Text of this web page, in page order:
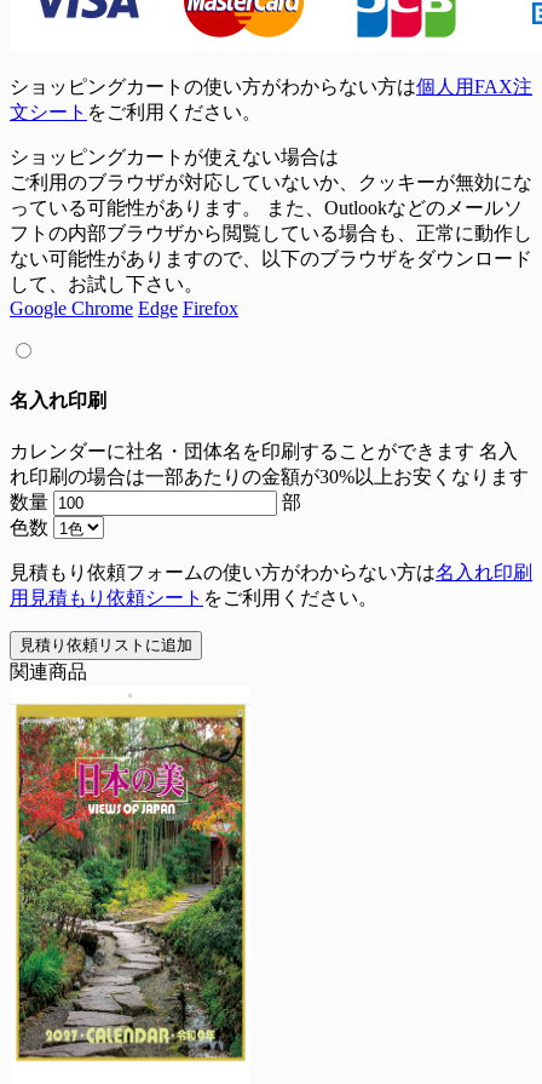
ショッピングカートの使い方がわからない方は個人用FAX注
文シート をご利用ください。
ショッピングカートが使えない場合は
ご利用のブラウザが対応していないか、クッキーが無効にな
っている可能性があります。 また、Outlookなどのメールソ
フトの内部ブラウザから閲覧している場合も、正常に動作し
ない可能性がありますので、以下のブラウザをダウンロード
して、お試し下さい。
Google Chrome Edge Firefox
名入れ印刷
カレンダーに社名・団体名を印刷することができます 名入
れ印刷の場合は一部あたりの金額が30%以上お安くなります
数量
部
色数
見積もり依頼フォームの使い方がわからない方は名入れ印刷
用見積もり依頼シート をご利用ください。
見積り依頼リストに追加
関連商品